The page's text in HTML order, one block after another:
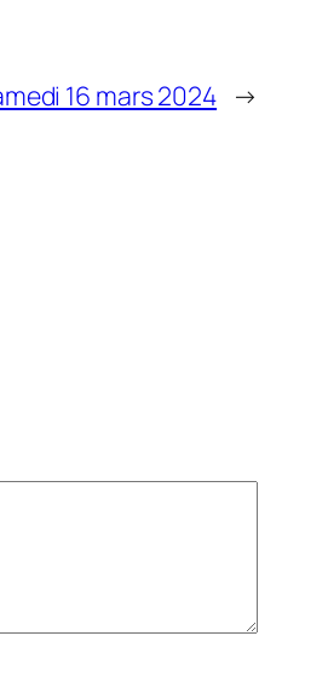
16 mars 2024 →